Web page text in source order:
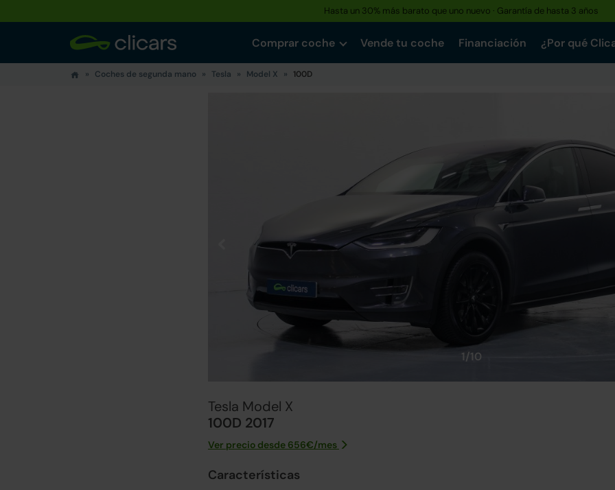
Hasta un 30% más barato que uno nuevo · Garantía de hasta 3 años
Comprar coche Vende tu coche Financiación ¿Por qué
Coches de segunda mano Tesla Model X 100D
1/10
Tesla Model X
100D 2017
Ver precio desde 656€/mes
Características